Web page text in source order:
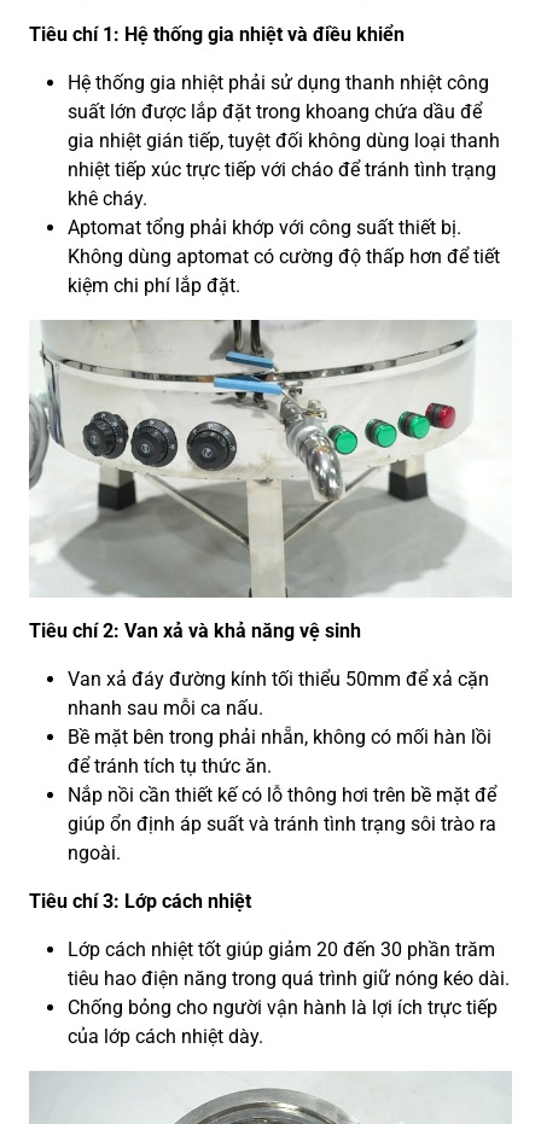
Tiêu chí 1: Hệ thống gia nhiệt và điều khiển
Hệ thống gia nhiệt phải sử dụng thanh nhiệt công
suất lớn được lắp đặt trong khoang chứa dầu để
gia nhiệt gián tiếp, tuyệt đối không dùng loại thanh
nhiệt tiếp xúc trực tiếp với cháo để tránh tình trạng
khê cháy.
Aptomat tổng phải khớp với công suất thiết bị.
Không dùng aptomat có cường độ thấp hơn để tiết
kiệm chi phí lắp đặt.
Tiêu chí 2: Van xả và khả năng vệ sinh
Van xả đáy đường kính tối thiểu 50mm để xả cặn
nhanh sau mỗi ca nấu.
Bề mặt bên trong phải nhẵn, không có mối hàn lồi
để tránh tích tụ thức ăn.
Nắp nồi cần thiết kế có lỗ thông hơi trên bề mặt để
giúp ổn định áp suất và tránh tình trạng sôi trào ra
ngoài.
Tiêu chí 3: Lớp cách nhiệt
Lớp cách nhiệt tốt giúp giảm 20 đến 30 phần trăm
tiêu hao điện năng trong quá trình giữ nóng kéo dài.
Chống bỏng cho người vận hành là lợi ích trực tiếp
của lớp cách nhiệt dày.